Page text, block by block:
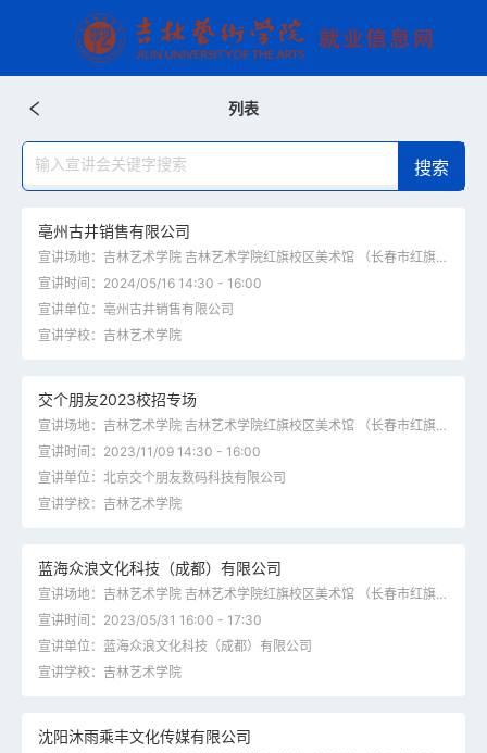
列表
亳州古井销售有限公司
宣讲场地：吉林艺术学院 吉林艺术学院红旗校区美术馆 （长春市红旗街2077号）
宣讲时间：2024/05/16 14:30 - 16:00
宣讲单位：亳州古井销售有限公司
宣讲学校：吉林艺术学院
交个朋友2023校招专场
宣讲场地：吉林艺术学院 吉林艺术学院红旗校区美术馆 （长春市红旗街2077号）
宣讲时间：2023/11/09 14:30 - 16:00
宣讲单位：北京交个朋友数码科技有限公司
宣讲学校：吉林艺术学院
蓝海众浪文化科技（成都）有限公司
宣讲场地：吉林艺术学院 吉林艺术学院红旗校区美术馆 （长春市红旗街2077号）
宣讲时间：2023/05/31 16:00 - 17:30
宣讲单位：蓝海众浪文化科技（成都）有限公司
宣讲学校：吉林艺术学院
沈阳沐雨乘丰文化传媒有限公司